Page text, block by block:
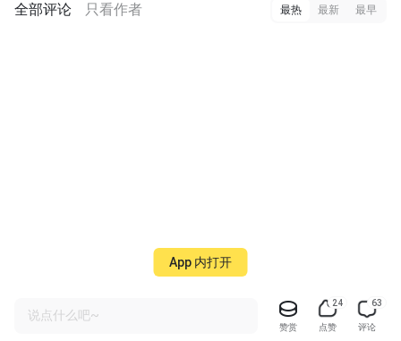
全部评论 只看作者 最热 最新 最早
说点什么吧~
赞赏
24
点赞
63
评论
App 内打开